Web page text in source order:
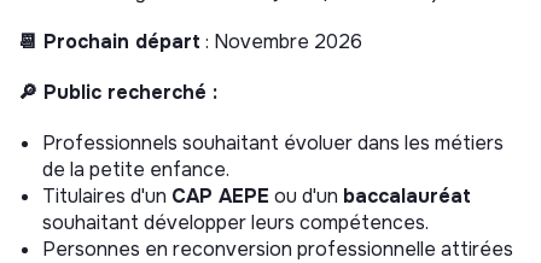
📆 Prochain départ : Novembre 2026
🔎 Public recherché :
Professionnels souhaitant évoluer dans les métiers
de la petite enfance.
Titulaires d'un CAP AEPE ou d'un baccalauréat
souhaitant développer leurs compétences.
Personnes en reconversion professionnelle attirées